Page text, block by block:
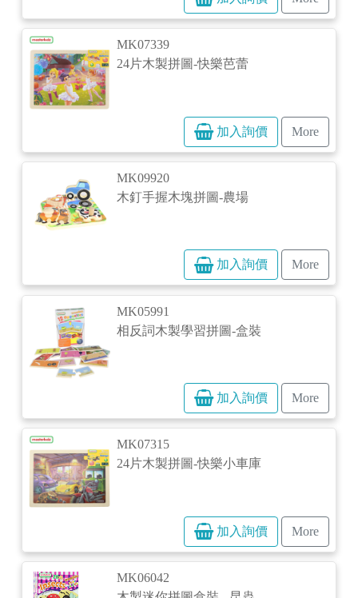
MK07339
24片木製拼圖-快樂芭蕾
加入詢價 More
MK09920
木釘手握木塊拼圖-農場
加入詢價 More
MK05991
相反詞木製學習拼圖-盒裝
加入詢價 More
MK07315
24片木製拼圖-快樂小車庫
加入詢價 More
MK06042